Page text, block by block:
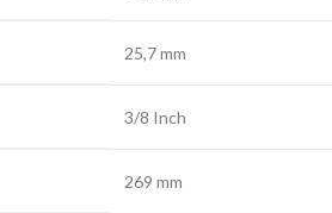
25,7 mm
3/8 Inch
269 mm